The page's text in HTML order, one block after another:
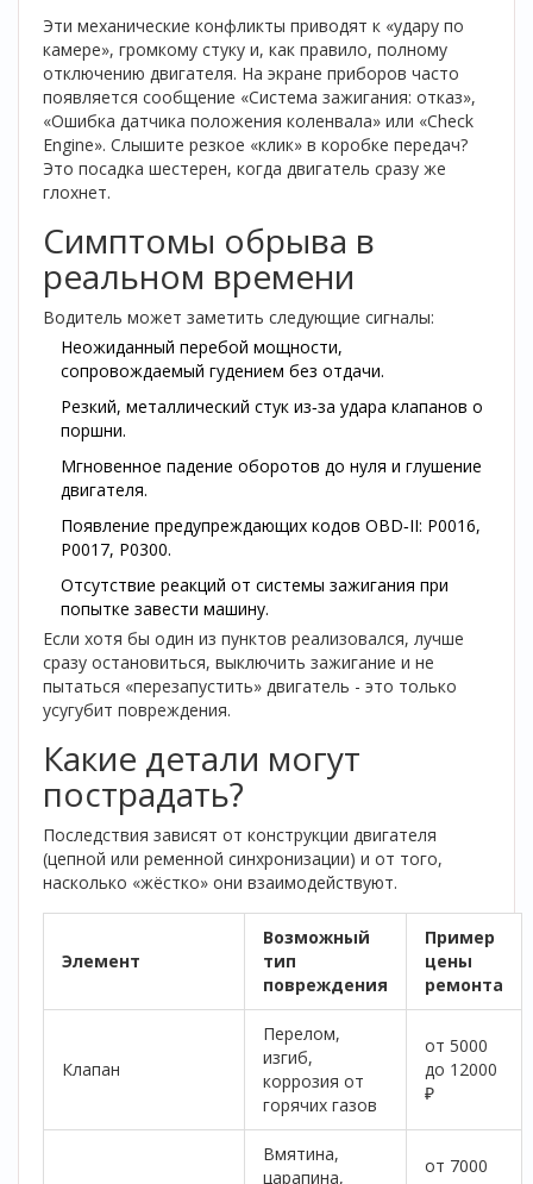
Эти механические конфликты приводят к «удару по
камере», громкому стуку и, как правило, полному
отключению двигателя. На экране приборов часто
появляется сообщение «Система зажигания: отказ»,
«Ошибка датчика положения коленвала» или «Check
Engine». Слышите резкое «клик» в коробке передач?
Это посадка шестерен, когда двигатель сразу же
глохнет.
Симптомы обрыва в
реальном времени
Водитель может заметить следующие сигналы:
Неожиданный перебой мощности,
сопровождаемый гудением без отдачи.
Резкий, металлический стук из‑за удара клапанов о
поршни.
Мгновенное падение оборотов до нуля и глушение
двигателя.
Появление предупреждающих кодов OBD‑II: P0016,
P0017, P0300.
Отсутствие реакций от системы зажигания при
попытке завести машину.
Если хотя бы один из пунктов реализовался, лучше
сразу остановиться, выключить зажигание и не
пытаться «перезапустить» двигатель - это только
усугубит повреждения.
Какие детали могут
пострадать?
Последствия зависят от конструкции двигателя
(цепной или ременной синхронизации) и от того,
насколько «жёстко» они взаимодействуют.
Элемент
Возможный
тип
повреждения
Пример
цены
ремонта
Клапан
Перелом,
изгиб,
коррозия от
горячих газов
от 5000
до 12000
₽
Вмятина,
царапина,
от 7000